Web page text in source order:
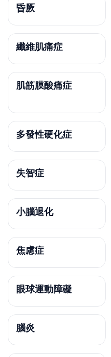
昏厥
纖維肌痛症
肌筋膜酸痛症
多發性硬化症
失智症
小腦退化
焦慮症
眼球運動障礙
腦炎